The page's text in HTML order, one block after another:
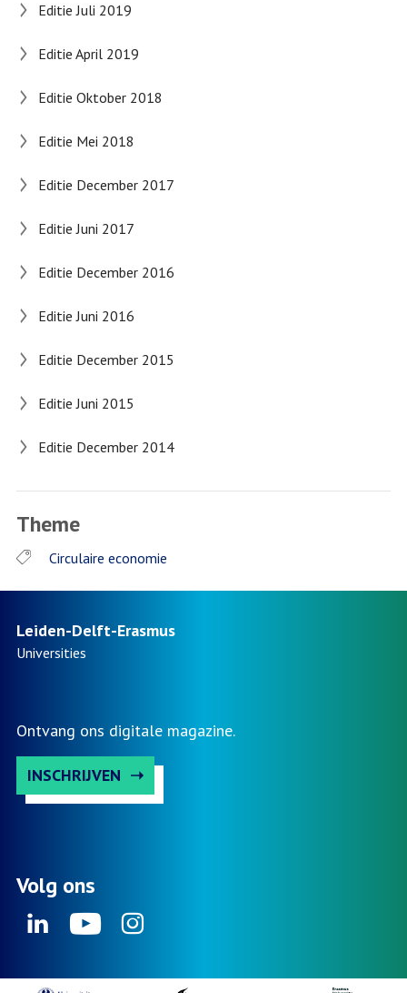
Editie Juli 2019
Editie April 2019
Editie Oktober 2018
Editie Mei 2018
Editie December 2017
Editie Juni 2017
Editie December 2016
Editie Juni 2016
Editie December 2015
Editie Juni 2015
Editie December 2014
Theme
Circulaire economie
Leiden-Delft-Erasmus
Universities
Ontvang ons digitale magazine.
INSCHRIJVEN
Volg ons